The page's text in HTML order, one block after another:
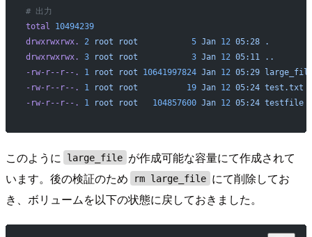
# 出力
total 10494239
drwxrwxrwx.
2 root root
           5
Jan 12 05:28 .
drwxrwxrwx.
3 root root
           3
Jan 12 05:11 ..
-rw-r--r--.
1 root root 10641997824 Jan 12 05:29
-rw-r--r--.
1 root root
          19
Jan 12 05:24 test.txt
-rw-r--r--.
1 root root
   104857600
Jan 12 05:24 testfile
このように large_file が作成可能な容量にて作成されて
います。後の検証のため
rm large_file にて削除してお
き、ボリュームを以下の状態に戻しておきました。